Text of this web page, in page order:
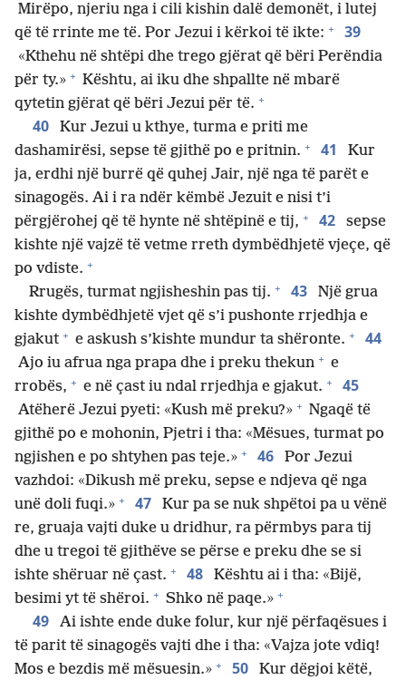
Mirëpo, njeriu nga i cili kishin dalë demonët, i lutej
që të rrinte me të. Por Jezui i kërkoi të ikte: + 39
«Kthehu në shtëpi dhe trego gjërat që bëri Perëndia
për ty.» + Kështu, ai iku dhe shpallte në mbarë
qytetin gjërat që bëri Jezui për të. +
40
Kur Jezui u kthye, turma e priti me
dashamirësi, sepse të gjithë po e pritnin. + 41
Kur
ja, erdhi një burrë që quhej Jair, një nga të parët e
sinagogës. Ai i ra ndër këmbë Jezuit e nisi t’i
përgjërohej që të hynte në shtëpinë e tij, + 42
sepse
kishte një vajzë të vetme rreth dymbëdhjetë vjeçe, që
po vdiste. +
Rrugës, turmat ngjisheshin pas tij. + 43
Një grua
kishte dymbëdhjetë vjet që s’i pushonte rrjedhja e
gjakut + e askush s’kishte mundur ta shëronte. + 44
Ajo iu afrua nga prapa dhe i preku thekun + e
rrobës, + e në çast iu ndal rrjedhja e gjakut. + 45
Atëherë Jezui pyeti: «Kush më preku?» + Ngaqë të
gjithë po e mohonin, Pjetri i tha: «Mësues, turmat po
ngjishen e po shtyhen pas teje.» + 46
Por Jezui
vazhdoi: «Dikush më preku, sepse e ndjeva që nga
unë doli fuqi.» + 47
Kur pa se nuk shpëtoi pa u vënë
re, gruaja vajti duke u dridhur, ra përmbys para tij
dhe u tregoi të gjithëve se përse e preku dhe se si
ishte shëruar në çast. + 48
Kështu ai i tha: «Bijë,
besimi yt të shëroi. + Shko në paqe.» +
49
Ai ishte ende duke folur, kur një përfaqësues i
të parit të sinagogës vajti dhe i tha: «Vajza jote vdiq!
Mos e bezdis më mësuesin.» + 50
Kur dëgjoi këtë,